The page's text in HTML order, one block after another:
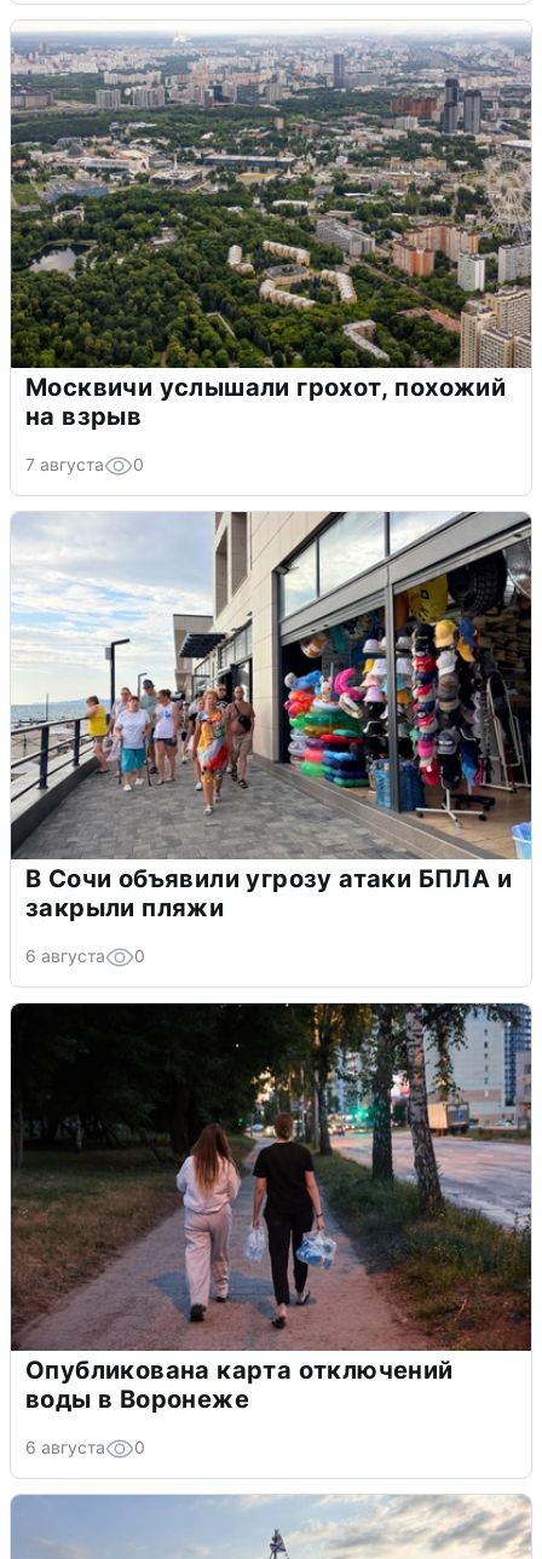
Москвичи услышали грохот, похожий
на взрыв
7 августа 0
В Сочи объявили угрозу атаки БПЛА и
закрыли пляжи
6 августа 0
Опубликована карта отключений
воды в Воронеже
6 августа 0